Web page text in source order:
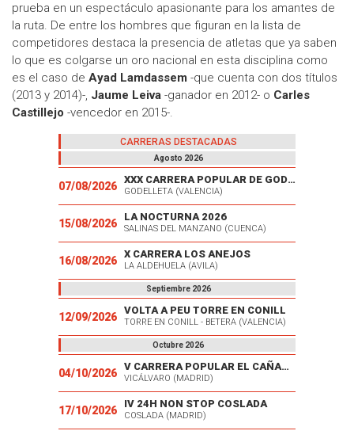
prueba en un espectáculo apasionante para los amantes de
la ruta. De entre los hombres que figuran en la lista de
competidores destaca la presencia de atletas que ya saben
lo que es colgarse un oro nacional en esta disciplina como
es el caso de Ayad Lamdassem -que cuenta con dos títulos
(2013 y 2014)-, Jaume Leiva -ganador en 2012- o Carles
Castillejo -vencedor en 2015-.
CARRERAS DESTACADAS
Agosto 2026
07/08/2026
XXX CARRERA POPULAR DE GODELLETA
GODELLETA (VALENCIA)
15/08/2026
LA NOCTURNA 2026
SALINAS DEL MANZANO (CUENCA)
16/08/2026
X CARRERA LOS ANEJOS
LA ALDEHUELA (AVILA)
Septiembre 2026
12/09/2026
VOLTA A PEU TORRE EN CONILL
TORRE EN CONILL - BETERA (VALENCIA)
Octubre 2026
04/10/2026
V CARRERA POPULAR EL CAÑAVERAL
VICÁLVARO (MADRID)
17/10/2026
IV 24H NON STOP COSLADA
COSLADA (MADRID)